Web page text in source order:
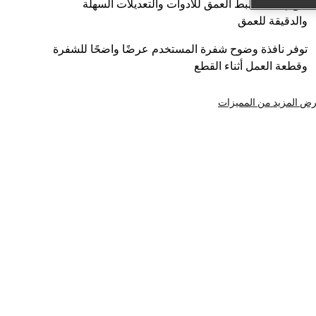
يتيح إيقاف ضبط العمق للأدوات والتعديلات السهلة
والدقيقة للعمق
توفر نافذة وضوح شفرة المستخدم عرضًا واضحًا للشفرة
وقطعة العمل أثناء القطع
المزيد من المميزات